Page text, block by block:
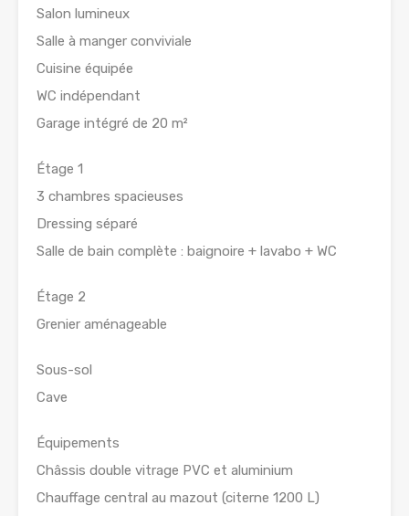
Salon lumineux
Salle à manger conviviale
Cuisine équipée
WC indépendant
Garage intégré de 20 m²
Étage 1
3 chambres spacieuses
Dressing séparé
Salle de bain complète : baignoire + lavabo + WC
Étage 2
Grenier aménageable
Sous-sol
Cave
Équipements
Châssis double vitrage PVC et aluminium
Chauffage central au mazout (citerne 1200 L)